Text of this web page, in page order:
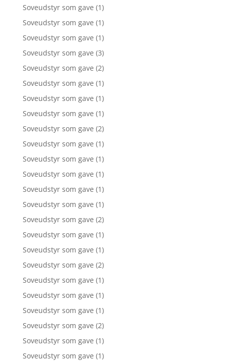
Soveudstyr som gave (1)
Soveudstyr som gave (1)
Soveudstyr som gave (1)
Soveudstyr som gave (3)
Soveudstyr som gave (2)
Soveudstyr som gave (1)
Soveudstyr som gave (1)
Soveudstyr som gave (1)
Soveudstyr som gave (2)
Soveudstyr som gave (1)
Soveudstyr som gave (1)
Soveudstyr som gave (1)
Soveudstyr som gave (1)
Soveudstyr som gave (1)
Soveudstyr som gave (2)
Soveudstyr som gave (1)
Soveudstyr som gave (1)
Soveudstyr som gave (2)
Soveudstyr som gave (1)
Soveudstyr som gave (1)
Soveudstyr som gave (1)
Soveudstyr som gave (2)
Soveudstyr som gave (1)
Soveudstyr som gave (1)